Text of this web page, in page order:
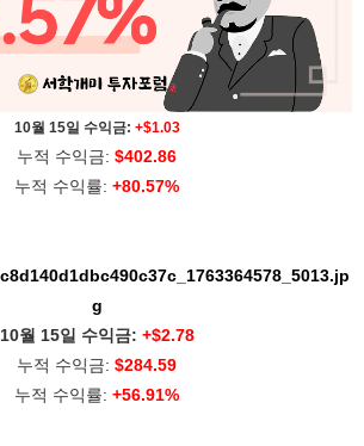
10월 15일 수익금: +$1.03
누적 수익금: $402.86
누적 수익률: +80.57%
10월 15일 수익금: +$2.78
누적 수익금: $284.59
누적 수익률: +56.91%